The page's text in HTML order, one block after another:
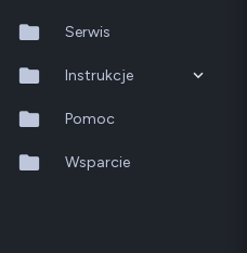
Serwis
Instrukcje
QTS 5.2.x
QuTS hero h6.0.x
Pomoc
Wsparcie